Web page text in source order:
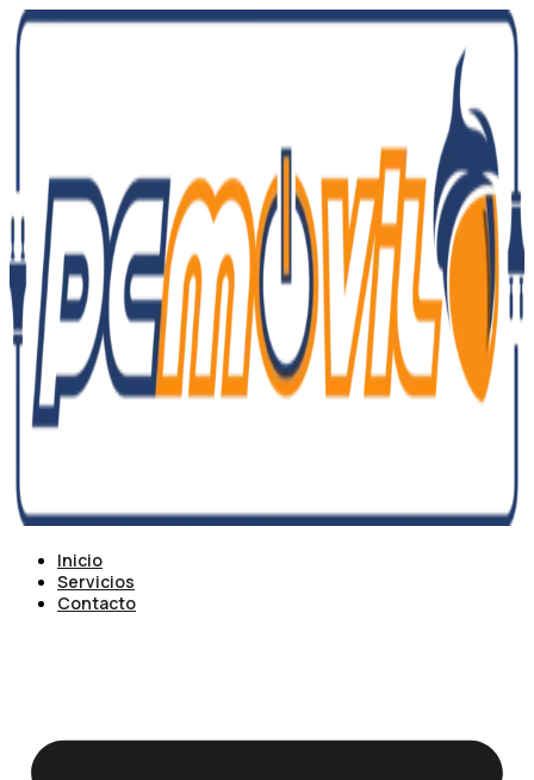
Ir
al
Inicio
Servicios
Contacto